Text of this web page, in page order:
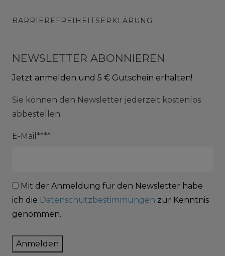
BARRIEREFREIHEITSERKLÄRUNG
NEWSLETTER ABONNIEREN
Jetzt anmelden und 5 € Gutschein erhalten!
Sie können den Newsletter jederzeit kostenlos
abbestellen.
E-Mail****
Mit der Anmeldung für den Newsletter habe
ich die Datenschutzbestimmungen zur Kenntnis
genommen.
Anmelden